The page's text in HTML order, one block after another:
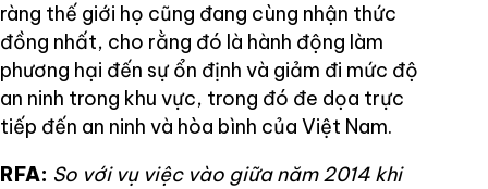
ràng thế giới họ cũng đang cùng nhận thức
đồng nhất, cho rằng đó là hành động làm
phương hại đến sự ổn định và giảm đi mức độ
an ninh trong khu vực, trong đó đe dọa trực
tiếp đến an ninh và hòa bình của Việt Nam.
RFA: So với vụ việc vào giữa năm 2014 khi